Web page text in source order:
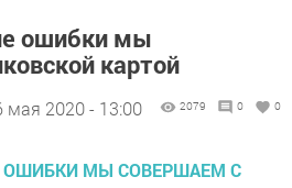
ошибки мы
картой
мая 2020 - 13:00 2079 0 0